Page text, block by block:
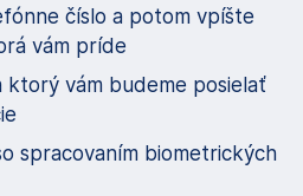
číslo a potom vpíšte
vám príde
ktorý vám budeme posielať
spracovaním biometrických